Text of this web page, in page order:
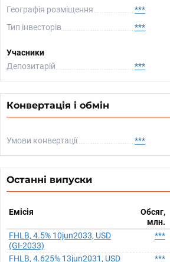
Географія розміщення
***
Тип інвесторів
***
Учасники
Депозитарій
***
Конвертація і обмін
Умови конвертації ***
Останні випуски
Емісія
Обсяг,
млн.
FHLB, 4.5% 10jun2033, USD
(GI-2033)
***
FHLB, 4.625% 13jun2031, USD
***